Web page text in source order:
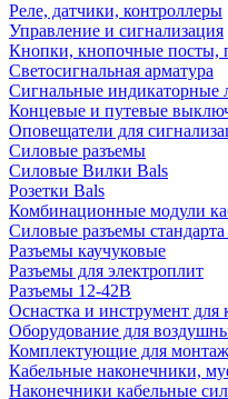
Реле, датчики, контроллеры
Управление и сигнализация
Кнопки, кнопочные посты,
Светосигнальная арматура
Сигнальные индикаторные
Концевые и путевые
Оповещатели для
Силовые разъемы
Силовые Вилки Bals
Розетки Bals
Комбинационные модули
Силовые разъемы
Разъемы каучуковые
Разъемы для электроплит
Разъемы 12-42В
Оснастка и инструмент
Оборудование для
Комплектующие для
Кабельные наконечники,
Наконечники кабельные